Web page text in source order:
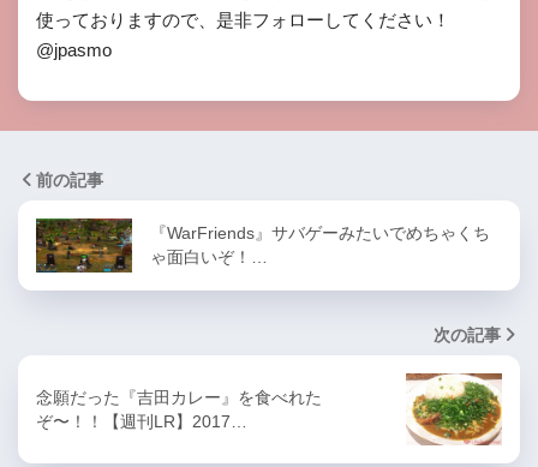
使っておりますので、是非フォローしてください！
@jpasmo
前の記事
『WarFriends』サバゲーみたいでめちゃくち
ゃ面白いぞ！…
次の記事
念願だった『吉田カレー』を食べれた
ぞ〜！！【週刊LR】2017…